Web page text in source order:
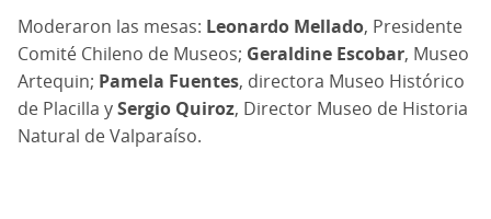
Moderaron las mesas: Leonardo Mellado, Presidente
Comité Chileno de Museos; Geraldine Escobar, Museo
Artequin; Pamela Fuentes, directora Museo Histórico
de Placilla ySergio Quiroz, Director Museo de Historia
Natural de Valparaíso.